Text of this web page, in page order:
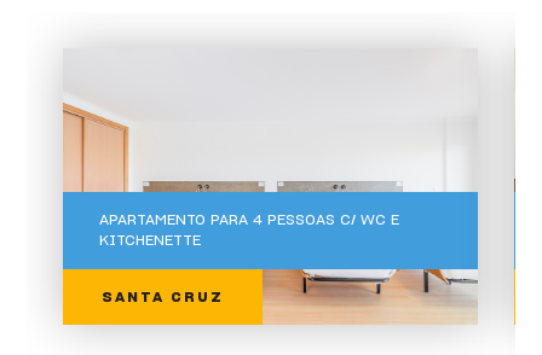
APARTAMENTO PARA 4 PESSOAS C/ WC E
KITCHENETTE
SANTA CRUZ